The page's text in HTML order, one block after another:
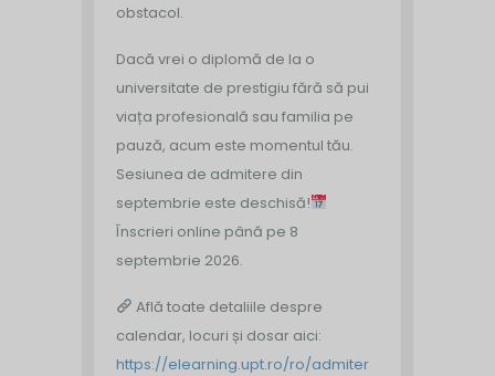
obstacol.
Dacă vrei o diplomă de la o
universitate de prestigiu fără să pui
viața profesională sau familia pe
pauză, acum este momentul tău.
Sesiunea de admitere din
septembrie este deschisă!
Înscrieri online până pe 8
septembrie 2026.
Află toate detaliile despre
calendar, locuri și dosar aici:
https://elearning.upt.ro/ro/admiter